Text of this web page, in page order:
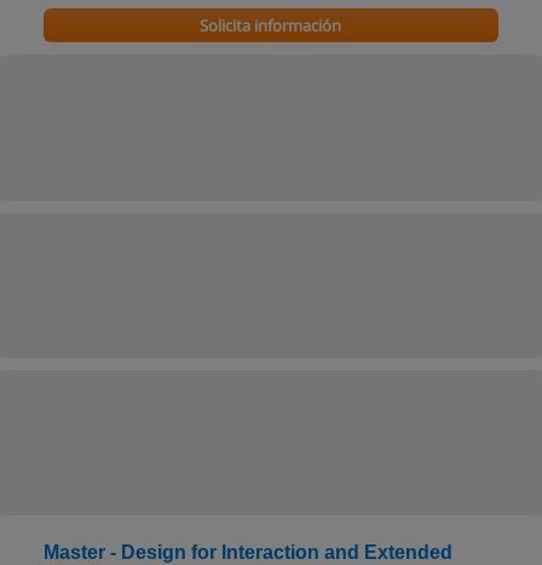
Solicita información
Master - Design for Interaction and Extended